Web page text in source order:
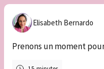
Elisabeth Bernardo
Prenons un moment